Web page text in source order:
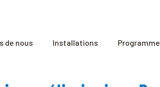
de nous Installations